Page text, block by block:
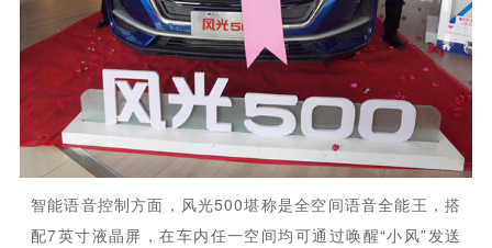
智能语音控制方面，风光500堪称是全空间语音全能王，搭
配7英寸液晶屏，在车内任一空间均可通过唤醒“小风”发送